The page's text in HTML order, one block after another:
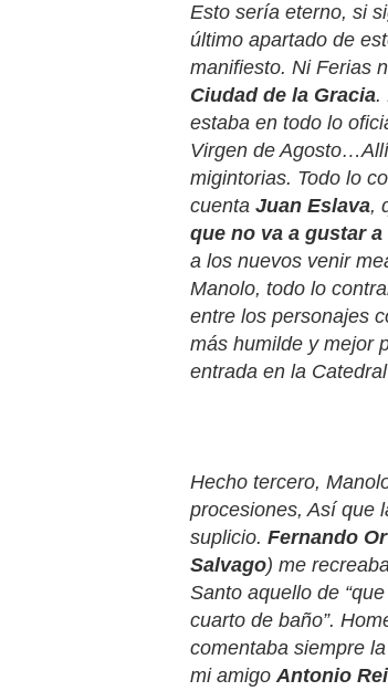
Esto sería eterno, si
último apartado de
manifiesto. Ni Ferias
Ciudad de la Gracia.
estaba en todo lo
Virgen de
migintorias. Todo lo
cuenta Juan Eslava,
que no va a gustar a
a los nuevos venir
Manolo, todo lo
entre los personajes
más humilde y mejor
entrada en la
Hecho tercero,
procesiones, Así que
suplicio. Fernando
Salvago) me
Santo aquello de
cuarto de baño”.
comentaba siempre
mi amigoAntonio